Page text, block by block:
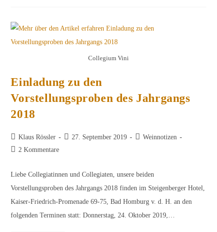
Nahe
!
Collegium Vini
Einladung zu den
Vorstellungsproben des Jahrgangs
2018
Beitrags-
Autor:
Klaus Rössler
Beitrag
27. September 2019
Beitrags-
Weinnotizen
Beitrags-
2 Kommentare
Liebe Collegiatinnen und Collegiaten, unsere beiden
Vorstellungsproben des Jahrgangs 2018 finden im Steigenberger Hotel,
Kaiser-Friedrich-Promenade 69-75, Bad Homburg v. d. H. an den
folgenden Terminen statt: Donnerstag, 24. Oktober 2019,…